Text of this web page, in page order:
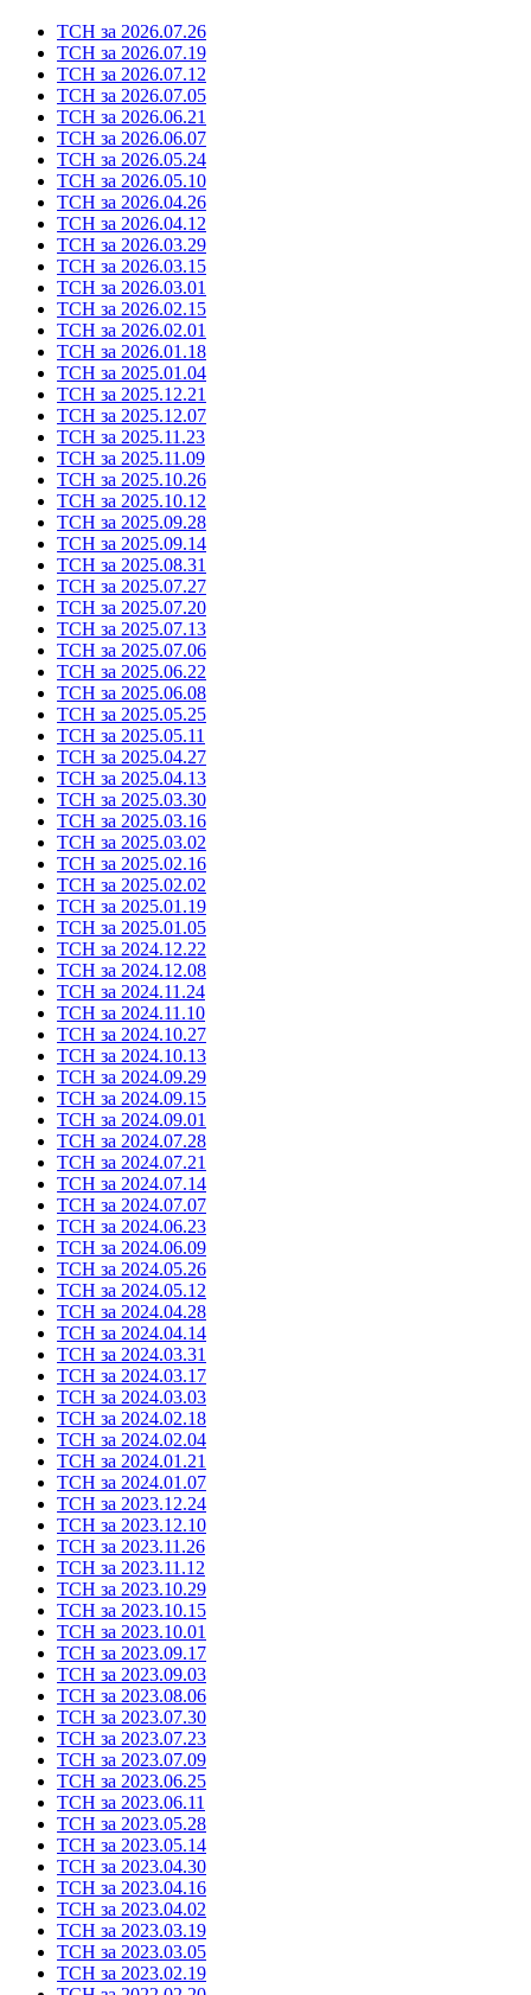
ТСН за 2026.07.26
ТСН за 2026.07.19
ТСН за 2026.07.12
ТСН за 2026.07.05
ТСН за 2026.06.21
ТСН за 2026.06.07
ТСН за 2026.05.24
ТСН за 2026.05.10
ТСН за 2026.04.26
ТСН за 2026.04.12
ТСН за 2026.03.29
ТСН за 2026.03.15
ТСН за 2026.03.01
ТСН за 2026.02.15
ТСН за 2026.02.01
ТСН за 2026.01.18
ТСН за 2025.01.04
ТСН за 2025.12.21
ТСН за 2025.12.07
ТСН за 2025.11.23
ТСН за 2025.11.09
ТСН за 2025.10.26
ТСН за 2025.10.12
ТСН за 2025.09.28
ТСН за 2025.09.14
ТСН за 2025.08.31
ТСН за 2025.07.27
ТСН за 2025.07.20
ТСН за 2025.07.13
ТСН за 2025.07.06
ТСН за 2025.06.22
ТСН за 2025.06.08
ТСН за 2025.05.25
ТСН за 2025.05.11
ТСН за 2025.04.27
ТСН за 2025.04.13
ТСН за 2025.03.30
ТСН за 2025.03.16
ТСН за 2025.03.02
ТСН за 2025.02.16
ТСН за 2025.02.02
ТСН за 2025.01.19
ТСН за 2025.01.05
ТСН за 2024.12.22
ТСН за 2024.12.08
ТСН за 2024.11.24
ТСН за 2024.11.10
ТСН за 2024.10.27
ТСН за 2024.10.13
ТСН за 2024.09.29
ТСН за 2024.09.15
ТСН за 2024.09.01
ТСН за 2024.07.28
ТСН за 2024.07.21
ТСН за 2024.07.14
ТСН за 2024.07.07
ТСН за 2024.06.23
ТСН за 2024.06.09
ТСН за 2024.05.26
ТСН за 2024.05.12
ТСН за 2024.04.28
ТСН за 2024.04.14
ТСН за 2024.03.31
ТСН за 2024.03.17
ТСН за 2024.03.03
ТСН за 2024.02.18
ТСН за 2024.02.04
ТСН за 2024.01.21
ТСН за 2024.01.07
ТСН за 2023.12.24
ТСН за 2023.12.10
ТСН за 2023.11.26
ТСН за 2023.11.12
ТСН за 2023.10.29
ТСН за 2023.10.15
ТСН за 2023.10.01
ТСН за 2023.09.17
ТСН за 2023.09.03
ТСН за 2023.08.06
ТСН за 2023.07.30
ТСН за 2023.07.23
ТСН за 2023.07.09
ТСН за 2023.06.25
ТСН за 2023.06.11
ТСН за 2023.05.28
ТСН за 2023.05.14
ТСН за 2023.04.30
ТСН за 2023.04.16
ТСН за 2023.04.02
ТСН за 2023.03.19
ТСН за 2023.03.05
ТСН за 2023.02.19